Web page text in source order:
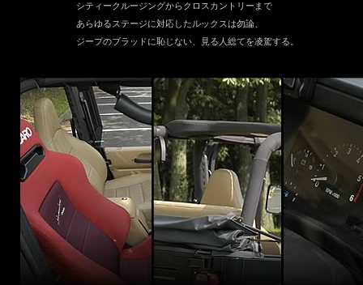
シティークルージングからクロスカントリーまで
あらゆるステージに対応したルックスは勿論、
ジープのブラッドに恥じない、見る人総てを凌駕する。